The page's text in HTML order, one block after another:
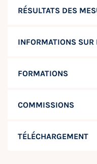
RÉSULTATS DES
INFORMATIONS
FORMATIONS
COMMISSIONS
TÉLÉCHARGEMENT